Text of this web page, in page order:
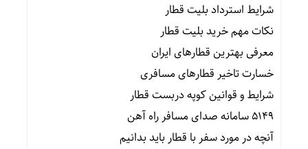
شرایط استرداد بلیت قطار
نکات مهم خرید بلیت قطار
معرفی بهترین قطارهای ایران
خسارت تاخیر قطارهای مسافری
شرایط و قوانین کوپه دربست قطار
۵۱۴۹ سامانه صدای مسافر راه آهن
آنچه در مورد سفر با قطار باید بدانیم